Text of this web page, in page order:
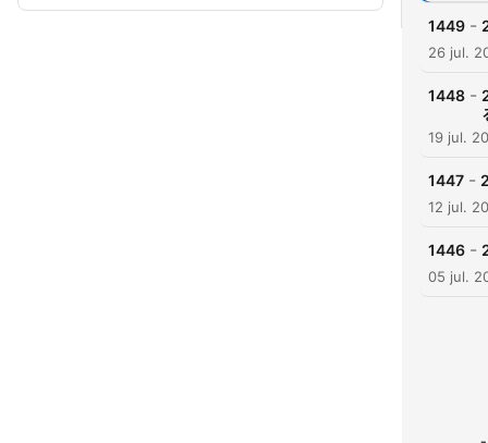
1449 -
26 jul.
1448 -
19 jul.
1447 -
12 jul.
1446 -
05 jul.